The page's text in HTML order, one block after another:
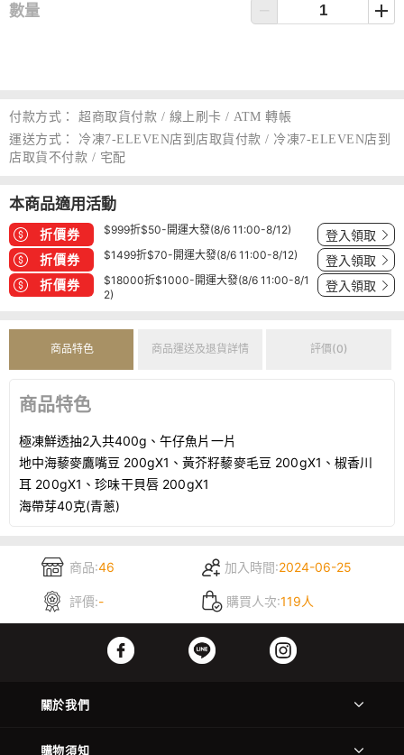
數量
付款方式：
超商取貨付款 / 線上刷卡 / ATM 轉帳
運送方式：
冷凍7-ELEVEN店到店取貨付款 / 冷凍7-ELEVEN店到
店取貨不付款 / 宅配
本商品適用活動
折價券 $999折$50-開運大發(8/6 11:00-8/12) 登入領取
折價券 $1499折$70-開運大發(8/6 11:00-8/12) 登入領取
折價券
$18000折$1000-開運大發(8/6 11:00-8/1
2)
登入領取
商品特色 商品運送及退貨詳情 評價(0)
商品特色
極凍鮮透抽2入共400g、 午仔魚片一片
地中海藜麥鷹嘴豆 200gX1、 黃芥籽藜麥毛豆 200gX1、椒香川
耳 200gX1、珍味干貝唇 200gX1
海帶芽40克(青蔥)
商品:46 加入時間:2024-06-25
評價:- 購買人次:119人
關於我們
購物須知